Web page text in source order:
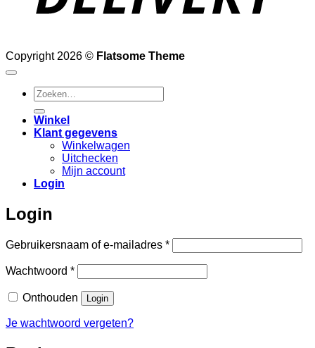
Copyright 2026 © Flatsome Theme
Zoeken
naar:
Winkel
Klant gegevens
Winkelwagen
Uitchecken
Mijn account
Login
Login
Gebruikersnaam of e-mailadres *Vereist
Wachtwoord *Vereist
Onthouden Login
Je wachtwoord vergeten?